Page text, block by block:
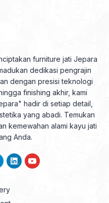
furniture jati Jepara
dedikasi pengrajin
dengan presisi teknologi
finishing akhir, kami
hadir di setiap detail,
yang abadi. Temukan
kemewahan alami kayu jati
Anda.